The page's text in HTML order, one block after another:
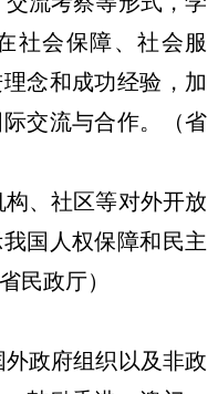
社会保障、社会服
念和成功经验，加
交流与合作。（省
、社区等对外开放
国人权保障和民主
民政厅）
政府组织以及非政